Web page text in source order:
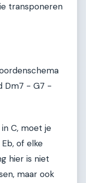
transponeren
Dm7 - G7 -
C, moet je
of elke
hier is niet
maar ook